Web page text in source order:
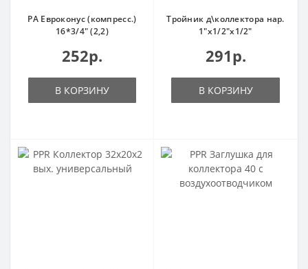
PA Евроконус (компресс.)
16*3/4" (2,2)
252р.
В КОРЗИНУ
Тройник д\коллектора нар.
1"х1/2"х1/2"
291р.
В КОРЗИНУ